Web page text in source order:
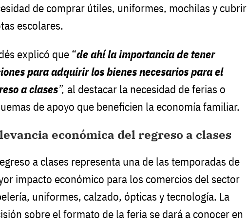
de comprar útiles, uniformes, mochilas y cubrir
escolares.
explicó que “de ahí la importancia de tener
para adquirir los bienes necesarios para el
a clases”, al destacar la necesidad de ferias o
de apoyo que beneficien la economía familiar.
económica del regreso a clases
a clases representa una de las temporadas de
impacto económico para los comercios del sector
uniformes, calzado, ópticas y tecnología. La
sobre el formato de la feria se dará a conocer en